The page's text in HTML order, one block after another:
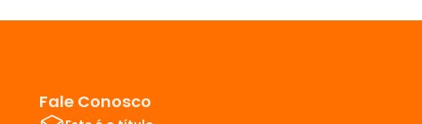
Fale Conosco